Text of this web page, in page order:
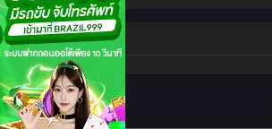
Comment